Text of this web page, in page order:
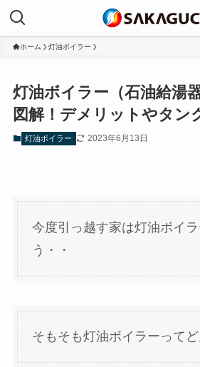
ホーム 灯油ボイラー
灯油ボイラー（石油給湯
図解！デメリットやタン
灯油ボイラー 2023年6月13日
今度引っ越す家は灯油ボイ
う・・
そもそも灯油ボイラーって